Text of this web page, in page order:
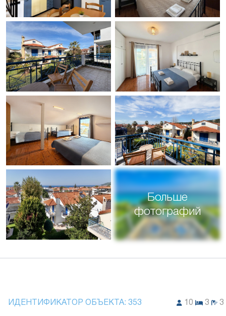
Больше
фотографий
ИДЕНТИФИКАТОР ОБЪЕКТА: 353 10 3 3